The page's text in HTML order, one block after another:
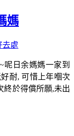
媽
呢日余媽媽一家到
耐, 可惜上年嗰次
終於得償所願,未出